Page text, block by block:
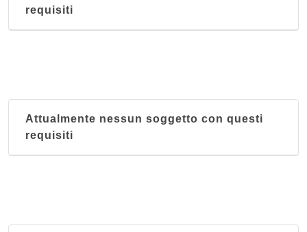
requisiti
Attualmente nessun soggetto con questi
requisiti